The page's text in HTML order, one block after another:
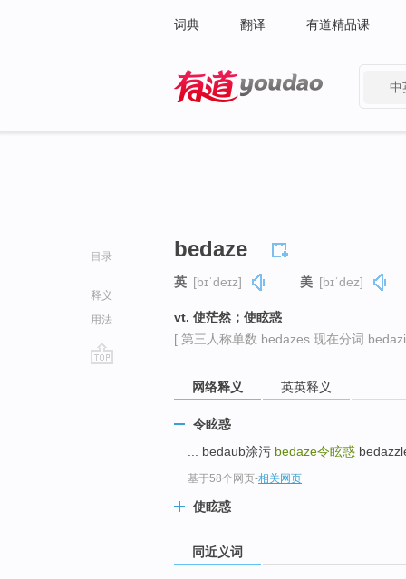
词典 翻译 有道精品课
中
目录
释义
用法
bedaze
英 [bɪˈdeɪz] 美 [bɪˈdez]
vt. 使茫然；使眩惑
[ 第三人称单数 bedazes 现在分词
网络释义 英英释义
令眩惑
... bedaub涂污 bedaze令眩惑
基于58个网页-相关网页
使眩惑
同近义词